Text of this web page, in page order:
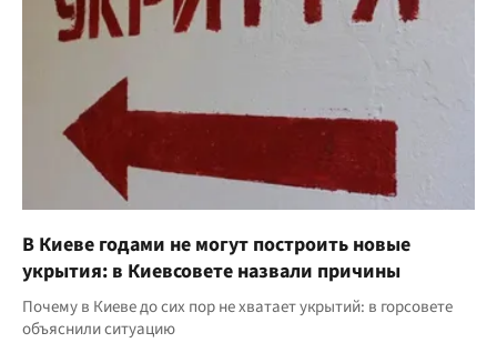
В Киеве годами не могут построить новые
укрытия: в Киевсовете назвали причины
Почему в Киеве до сих пор не хватает укрытий: в горсовете
объяснили ситуацию